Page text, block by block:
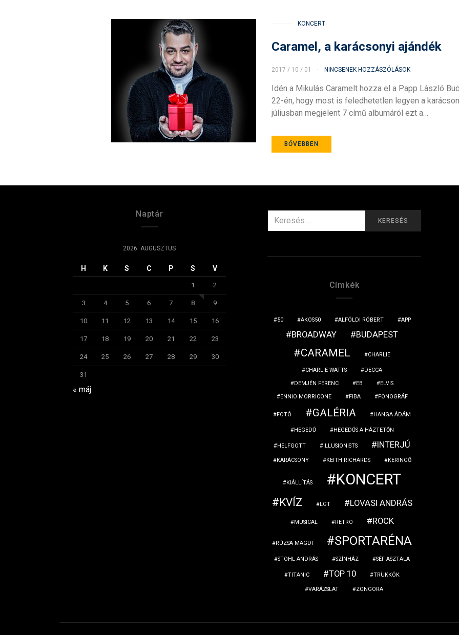
KONCERT
Caramel, a karácsonyi ajándék
2017 / 10 / 01 NINCSENEK HOZZÁSZÓLÁSOK
Idén a Mikulás Caramelt hozza el a Papp László
22-én, hogy most is feledhetetlen legyen a
júliusban megjelent 7 című albumáról ezt a…
BŐVEBBEN
Naptár
2026. AUGUSZTUS
H K S C P S V
1 2
3 4 5 6 7 8 9
10 11 12 13 14 15 16
17 18 19 20 21 22 23
24 25 26 27 28 29 30
31
« máj
ERRE:
KERESÉS
Címkék
50 AKOS50 ALFÖLDI RÓBERT APP
BROADWAY BUDAPEST
CARAMEL CHARLIE
CHARLIE WATTS
DECCA
DEMJÉN FERENC
EB
ELVIS
ENNIO MORRICONE
FIBA FONOGRÁF
FOTÓ GALÉRIA HANGA ÁDÁM
HEGEDŰ HEGEDŰS A HÁZTETŐN
HELFGOTT ILLUSIONISTS INTERJÚ
KARÁCSONY KEITH RICHARDS KERINGŐ
KIÁLLÍTÁS KONCERT
KVÍZ LGT LOVASI ANDRÁS
MUSICAL RETRO ROCK
RÚZSA MAGDI SPORTARÉNA
STOHL ANDRÁS SZÍNHÁZ SÉF ASZTALA
TITANIC TOP 10 TRÜKKÖK
VARÁZSLAT ZONGORA